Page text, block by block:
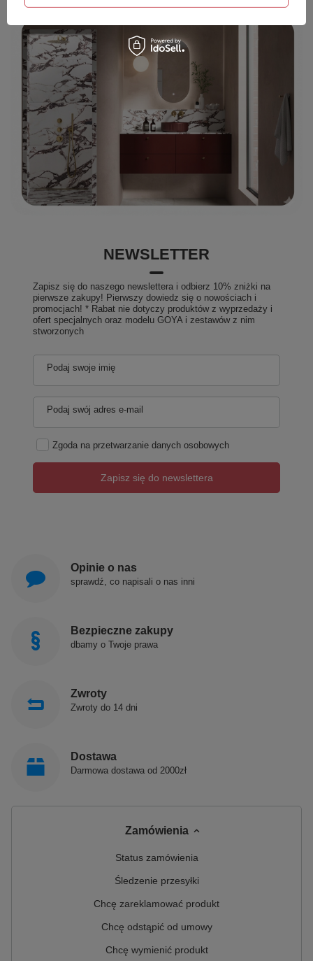
NEWSLETTER
Zapisz się do naszego newslettera i odbierz 10% zniżki na
pierwsze zakupy! Pierwszy dowiedz się o nowościach i
promocjach! * Rabat nie dotyczy produktów z wyprzedaży i
ofert specjalnych oraz modelu GOYA i zestawów z nim
stworzonych
Podaj swoje imię
Podaj swój adres e-mail
Zgoda na przetwarzanie danych osobowych
Zapisz się do newslettera
Opinie o nas
sprawdź, co napisali o nas inni
Bezpieczne zakupy
dbamy o Twoje prawa
Zwroty
Zwroty do 14 dni
Dostawa
Darmowa dostawa od 2000zł
Zamówienia
Status zamówienia
Śledzenie przesyłki
Chcę zareklamować produkt
Chcę odstąpić od umowy
Chcę wymienić produkt